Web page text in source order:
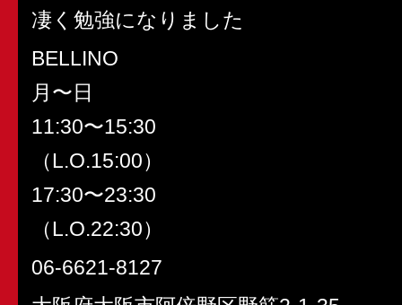
凄く勉強になりました
BELLINO
月〜日
11:30〜15:30
（L.O.15:00）
17:30〜23:30
（L.O.22:30）
06-6621-8127